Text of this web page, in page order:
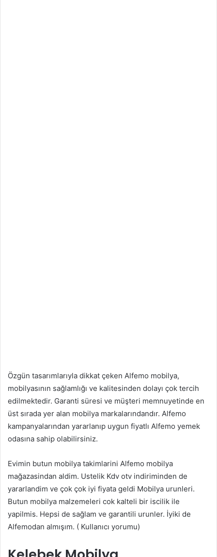
Özgün tasarımlarıyla dikkat çeken Alfemo mobilya,
mobilyasının sağlamlığı ve kalitesinden dolayı çok tercih
edilmektedir. Garanti süresi ve müşteri memnuyetinde en
üst sırada yer alan mobilya markalarındandır. Alfemo
kampanyalarından yararlanıp uygun fiyatlı Alfemo yemek
odasına sahip olabilirsiniz.
Evimin butun mobilya takimlarini Alfemo mobilya
mağazasindan aldim. Ustelik Kdv otv indiriminden de
yararlandim ve çok çok iyi fiyata geldi Mobilya urunleri.
Butun mobilya malzemeleri cok kalteli bir iscilik ile
yapilmis. Hepsi de sağlam ve garantili urunler. İyiki de
Alfemodan almışım. ( Kullanıcı yorumu)